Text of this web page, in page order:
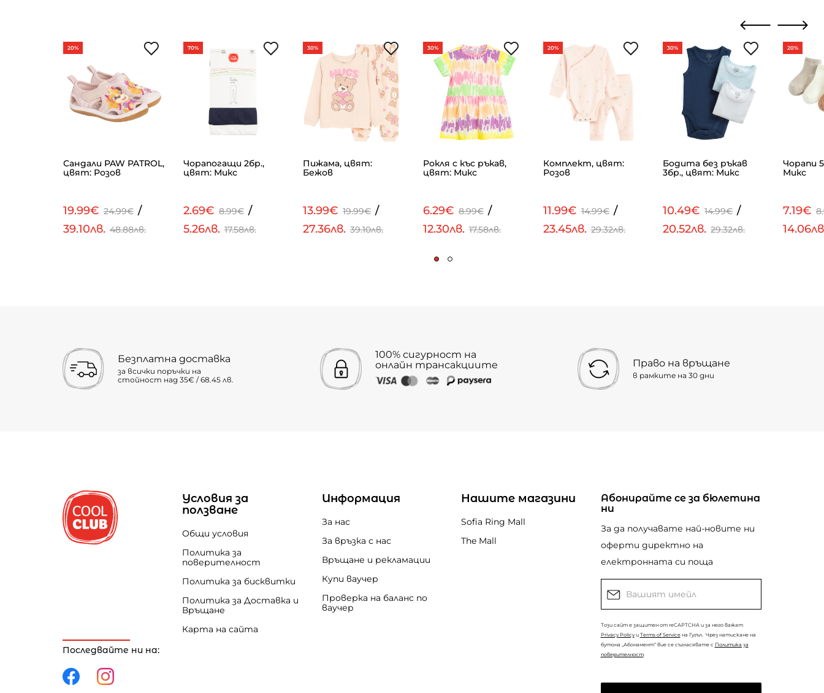
20%
Сандали PAW PATROL,
цвят: Розов
19.99€ 24.99€ /
39.10лв. 48.88лв.
70%
Чорапогащи 2бр.,
цвят: Микс
2.69€ 8.99€ /
5.26лв. 17.58лв.
30%
Пижама, цвят:
Бежов
13.99€ 19.99€ /
27.36лв. 39.10лв.
30%
Рокля с къс ръкав,
цвят: Микс
6.29€ 8.99€ /
12.30лв. 17.58лв.
20%
Комплект, цвят:
Розов
11.99€ 14.99€ /
23.45лв. 29.32лв.
30%
Бодита без ръкав
3бр., цвят: Микс
10.49€ 14.99€ /
20.52лв. 29.32лв.
20%
Чорапи
Микс
7.19€
Безплатна доставка
за всички поръчки на
стойност над 35€ / 68.45 лв.
100% сигурност на
онлайн трансакциите
Право на връщане
в рамките на 30 дни
Последвайте ни на:
Условия за
ползване
Общи условия
Политика за
поверителност
Политика за бисквитки
Политика за Доставка и
Връщане
Карта на сайта
Информация
За нас
За връзка с нас
Връщане и рекламации
Купи ваучер
Проверка на баланс по
ваучер
Нашите магазини
Sofia Ring Mall
The Mall
Абонирайте се за бюлетина
ни
За да получавате най-новите ни
оферти директно на
електронната си поща
Този сайт е защитен от reCAPTCHA и за него важат
Privacy Policyи Terms of Serviceна Гугъл. Чрез натискане на
бутона „Абонамент“ вие се съгласявате с Политика за
поверителност.